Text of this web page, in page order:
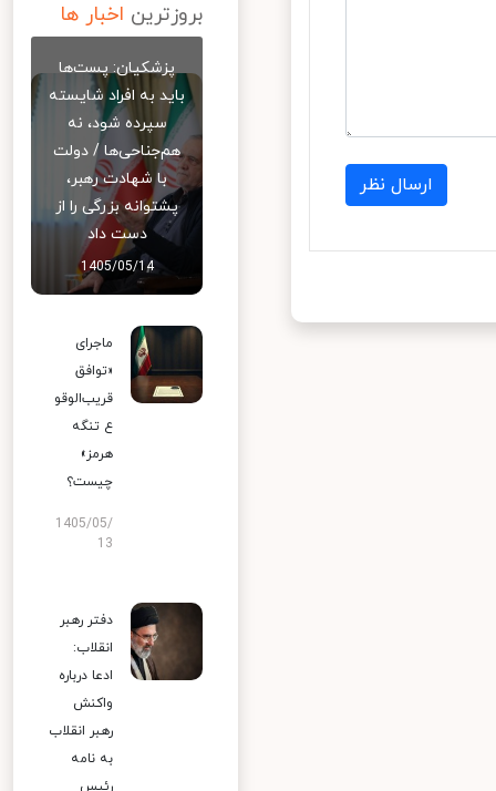
ارسال نظر
بروزترین اخبار ها
پزشکیان: پست‌ها
باید به افراد شایسته
سپرده شود، نه
هم‌جناحی‌ها / دولت
با شهادت رهبر،
پشتوانه بزرگی را از
دست داد
1405/05/14
ماجرای
«توافق
قریب‌الوقو
ع تنگه
هرمز»
چیست؟
1405/05/
13
دفتر رهبر
انقلاب:
ادعا درباره
واکنش
رهبر انقلاب
به نامه
رئیس